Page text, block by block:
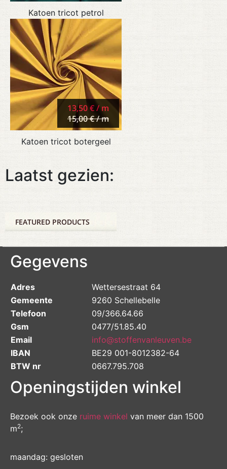
Katoen tricot petrol
13,50 € / m
15,00 € / m
Katoen tricot botergeel
Laatst gezien:
FEATURED PRODUCTS
Gegevens
Adres
Wettersestraat 64
Gemeente
9260 Schellebelle
Telefoon
09/366.64.66
Gsm
0477/51.85.40
Email
info@stoffenvanleuven.be
IBAN
BE29 001-8012382-64
BTW nr
0667.795.708
Openingstijden winkel
Bezoek ook onze ruime winkel van meer dan 1500
m2;
maandag: gesloten